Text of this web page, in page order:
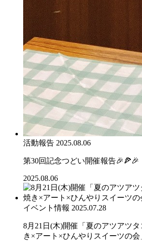
活動報告 2025.08.06
第30回記念つどい開催報告🎉🍕🎉
2025.08.06
イベント情報 2025.07.28
8月21日(木)開催「夏のアツアツ
き×アート×ひんやりスイーツの